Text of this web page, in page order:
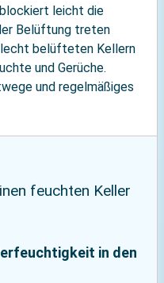
leicht die
Belüftung treten
belüfteten Kellern
und Gerüche.
und regelmäßiges
feuchten Keller
in den